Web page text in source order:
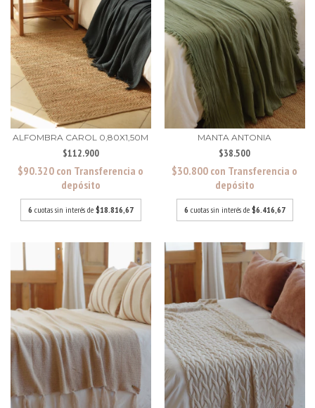
ALFOMBRA CAROL 0,80X1,50M
$112.900
$90.320 con Transferencia o
depósito
6 cuotas sin interés de $18.816,67
MANTA ANTONIA
$38.500
$30.800 con Transferencia o
depósito
6 cuotas sin interés de $6.416,67